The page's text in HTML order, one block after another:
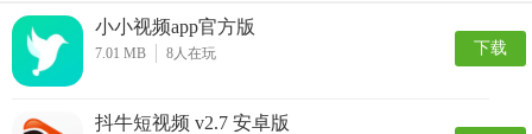
小小视频app官方版
7.01 MB 8人在玩 下载
抖牛短视频 v2.7 安卓版